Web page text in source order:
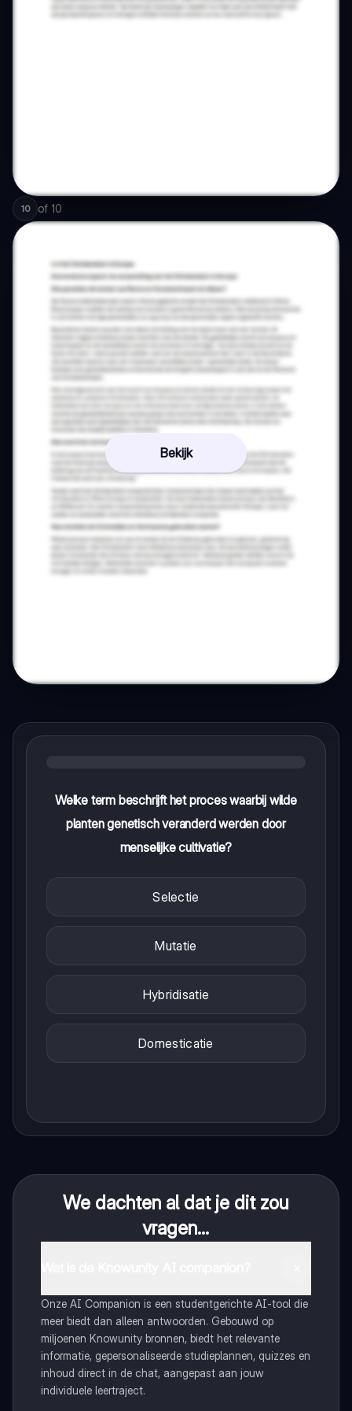
10 of 10
Bekijk
Welke term beschrijft het proces waarbij wilde
planten genetisch veranderd werden door
menselijke cultivatie?
Selectie
Mutatie
Hybridisatie
Domesticatie
We dachten al dat je dit zou
vragen...
Onze AI Companion is een studentgerichte AI-tool die
meer biedt dan alleen antwoorden. Gebouwd op
miljoenen Knowunity bronnen, biedt het relevante
informatie, gepersonaliseerde studieplannen, quizzes en
inhoud direct in de chat, aangepast aan jouw
individuele leertraject.